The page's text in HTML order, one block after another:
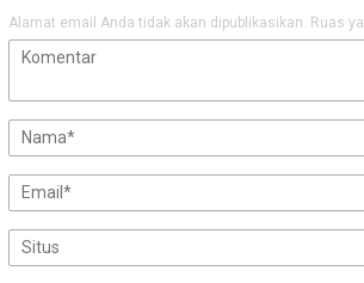
Alamat email Anda tidak akan dipublikasikan. Ruas